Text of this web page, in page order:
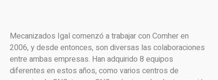
Mecanizados Igal comenzó a trabajar con Comher en
2006, y desde entonces, son diversas las colaboraciones
entre ambas empresas. Han adquirido 8 equipos
diferentes en estos años, como varios centros de